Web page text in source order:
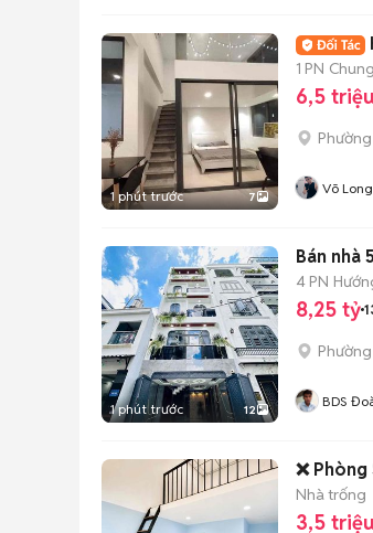
1 phút trước 7
1 PN
6,5
Phường
Võ
1 phút trước 12
Bán nhà
4 PN
8,25 tỷ
BDS
❌
Nhà trống
3,5